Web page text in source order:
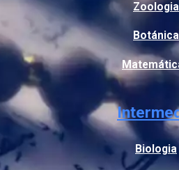
Zoologia
Botánica
Biologia